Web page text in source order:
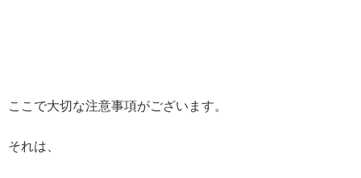
ここで大切な注意事項がございます。
それは、